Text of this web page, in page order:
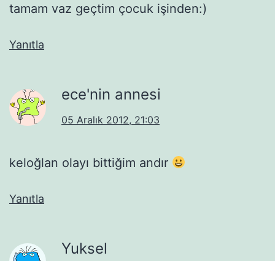
tamam vaz geçtim çocuk işinden:)
Yanıtla
ece'nin annesi
05 Aralık 2012, 21:03
keloğlan olayı bittiğim andır
Yanıtla
Yuksel